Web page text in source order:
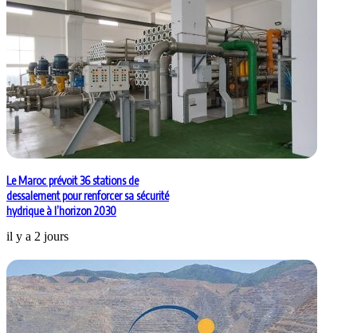
Le Maroc prévoit 36 stations de
dessalement pour renforcer sa sécurité
hydrique à l’horizon 2030
il y a 2 jours